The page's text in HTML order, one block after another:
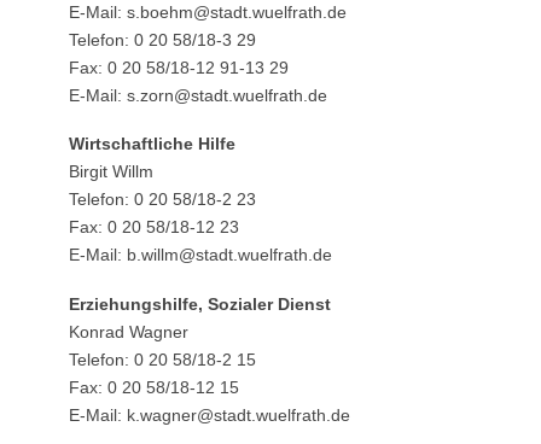
E-Mail: s.boehm@stadt.wuelfrath.de
Telefon: 0 20 58/18-3 29
Fax: 0 20 58/18-12 91-13 29
E-Mail: s.zorn@stadt.wuelfrath.de
Wirtschaftliche Hilfe
Birgit Willm
Telefon: 0 20 58/18-2 23
Fax: 0 20 58/18-12 23
E-Mail: b.willm@stadt.wuelfrath.de
Erziehungshilfe, Sozialer Dienst
Konrad Wagner
Telefon: 0 20 58/18-2 15
Fax: 0 20 58/18-12 15
E-Mail: k.wagner@stadt.wuelfrath.de